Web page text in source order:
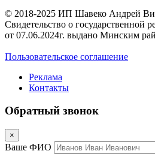
© 2018-2025 ИП Шавеко Андрей
Свидетельство о государственной
от 07.06.2024г. выдано Минским
Пользовательское соглашение
Реклама
Контакты
Обратный звонок
×
Ваше ФИО